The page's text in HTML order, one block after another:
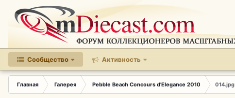
Сообщество Активность
Главная Галерея Pebble Beach Concours d'Elegance 2010 014.jpg